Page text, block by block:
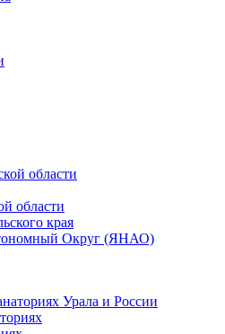
области
области
края
Округ (ЯНАО)
Урала и России